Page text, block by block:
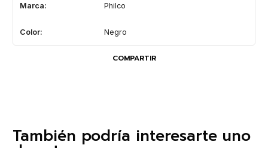
Marca: Philco
Color: Negro
COMPARTIR
También podría interesarte uno